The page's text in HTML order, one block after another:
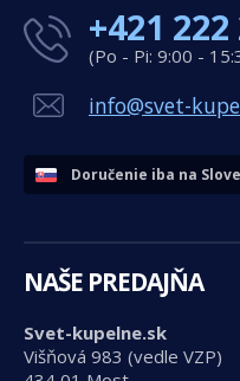
+421
(Po - Pi: 9:00 -
info@svet-
Doručenie iba na
NAŠE PREDAJŇA
Svet-kupelne.sk
Višňová 983 (vedle VZP)